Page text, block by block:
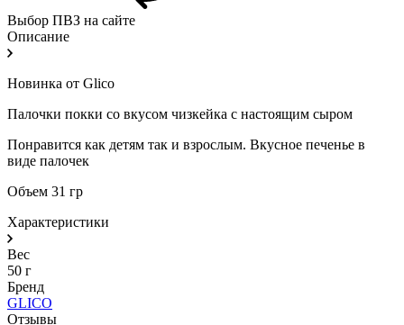
Выбор ПВЗ на сайте
Описание
Новинка от Glico
Палочки покки со вкусом чизкейка с настоящим сыром
Понравится как детям так и взрослым. Вкусное печенье в
виде палочек
Объем 31 гр
Характеристики
Вес
50 г
Бренд
GLICO
Отзывы